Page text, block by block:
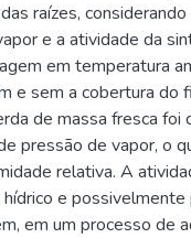
raízes,
e a atividade da
em temperatura
e sem a cobertura
de massa fresca
pressão de vapor, o
relativa. A
e
em um processo de